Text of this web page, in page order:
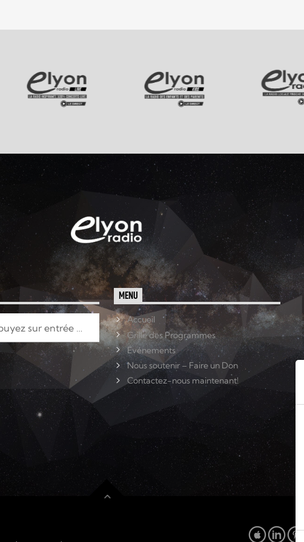
MENU
Accueil
Grille des Programmes
Événements
Nous soutenir – Faire un Don
Contactez-nous maintenant!